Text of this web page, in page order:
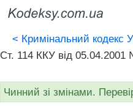
< Кримінальний кодекс
Ст. 114 ККУ від
Чинний зі змінами.